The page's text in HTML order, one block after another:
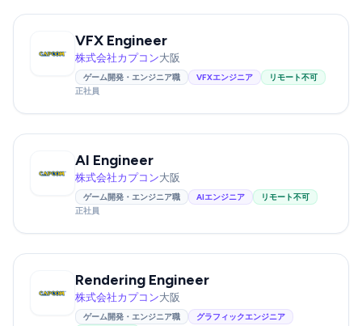
VFX Engineer
株式会社カプコン大阪
ゲーム開発・エンジニア職 VFXエンジニア
リモート不可
正社員
AI Engineer
株式会社カプコン大阪
ゲーム開発・エンジニア職 AIエンジニア
リモート不可
正社員
Rendering Engineer
株式会社カプコン大阪
ゲーム開発・エンジニア職
グラフィックエンジニア